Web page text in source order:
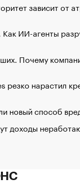
зависит от
Как ИИ-агенты
Почему
резко нарастил
новый способ
доходы